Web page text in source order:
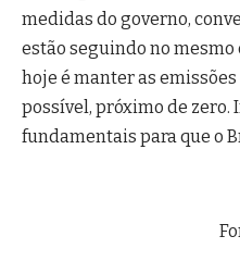
medidas do governo,
estão seguindo no
hoje é manter as
possível, próximo de zero.
fundamentais para que o